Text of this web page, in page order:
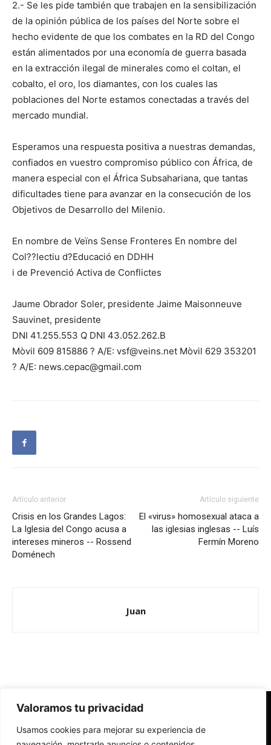
Valoramos tu privacidad
Usamos cookies para mejorar su experiencia de
2.- Se les pide también que trabajen en la sensibilización
de la opinión pública de los países del Norte sobre el
hecho evidente de que los combates en la RD del Congo
están alimentados por una economía de guerra basada
en la extracción ilegal de minerales como el coltan, el
cobalto, el oro, los diamantes, con los cuales las
poblaciones del Norte estamos conectadas a través del
mercado mundial.
Esperamos una respuesta positiva a nuestras demandas,
confiados en vuestro compromiso público con África, de
manera especial con el África Subsahariana, que tantas
dificultades tiene para avanzar en la consecución de los
Objetivos de Desarrollo del Milenio.
En nombre de Veïns Sense Fronteres En nombre del
Col??lectiu d?Educació en DDHH
i de Prevenció Activa de Conflictes
Jaume Obrador Soler, presidente Jaime Maisonneuve
Sauvinet, presidente
DNI 41.255.553 Q DNI 43.052.262.B
Mòvil 609 815886 ? A/E: vsf@veins.net Mòvil 629 353201
? A/E: news.cepac@gmail.com
Artículo anterior
Crisis en los Grandes Lagos:
La Iglesia del Congo acusa a
intereses mineros -- Rossend
Doménech
Artículo siguiente
El «virus» homosexual ataca a
las iglesias inglesas -- Luís
Fermín Moreno
Juan
Redes Cristianas
Una mirada alternativa sobre la Iglesia católica y la sociedad
- Colectivos de Redes Cristianas